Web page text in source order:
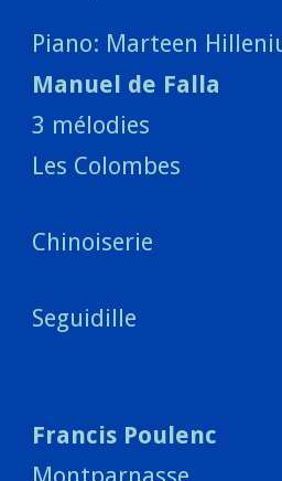
Piano: Marteen
Manuel de Falla
3 mélodies
Les Colombes
Chinoiserie
Seguidille
Francis Poulenc